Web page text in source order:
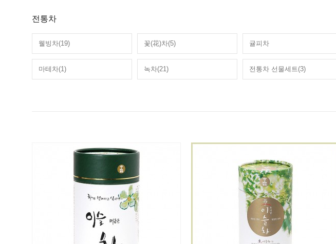
전통차
웰빙차(19) 꽃(花)차(5) 귤피차
마테차(1) 녹차(21) 전통차 선물세트(3)